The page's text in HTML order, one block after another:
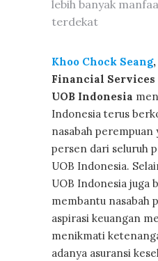
lebih banyak
terdekat
Khoo Chock Seang
Financial
UOB Indonesia
Indonesia terus
nasabah perempuan
persen dari seluruh
UOB Indonesia.
UOB Indonesia juga
membantu nasabah
aspirasi keuangan
menikmati
adanya asuransi